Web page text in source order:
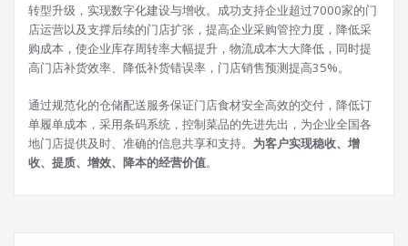
转型升级，实现数字化建设与增收。成功支持企业超过7000家的门
店运营以及支撑后续的门店扩张，提高企业采购管控力度，降低采
购成本，使企业库存周转率大幅提升，物流成本大大降低，同时提
高门店补货效率、降低补货错误率，门店销售预测提高35%。
通过规范化的仓储配送服务保证门店食材安全高效的交付，降低订
单履单成本，采用条码系统，控制菜品的先进先出，为企业全国各
地门店提供及时、准确的信息共享和支持。 为客户实现稳收、增
收、提质、增效、降本的经营价值。